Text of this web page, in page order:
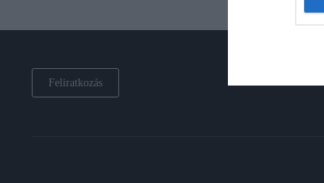
Feliratkozás